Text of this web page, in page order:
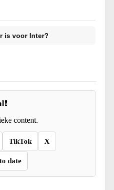
is voor Inter?
content.
TikTok X
date